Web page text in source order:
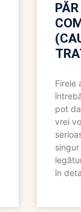
Firele
pot
vrei
în